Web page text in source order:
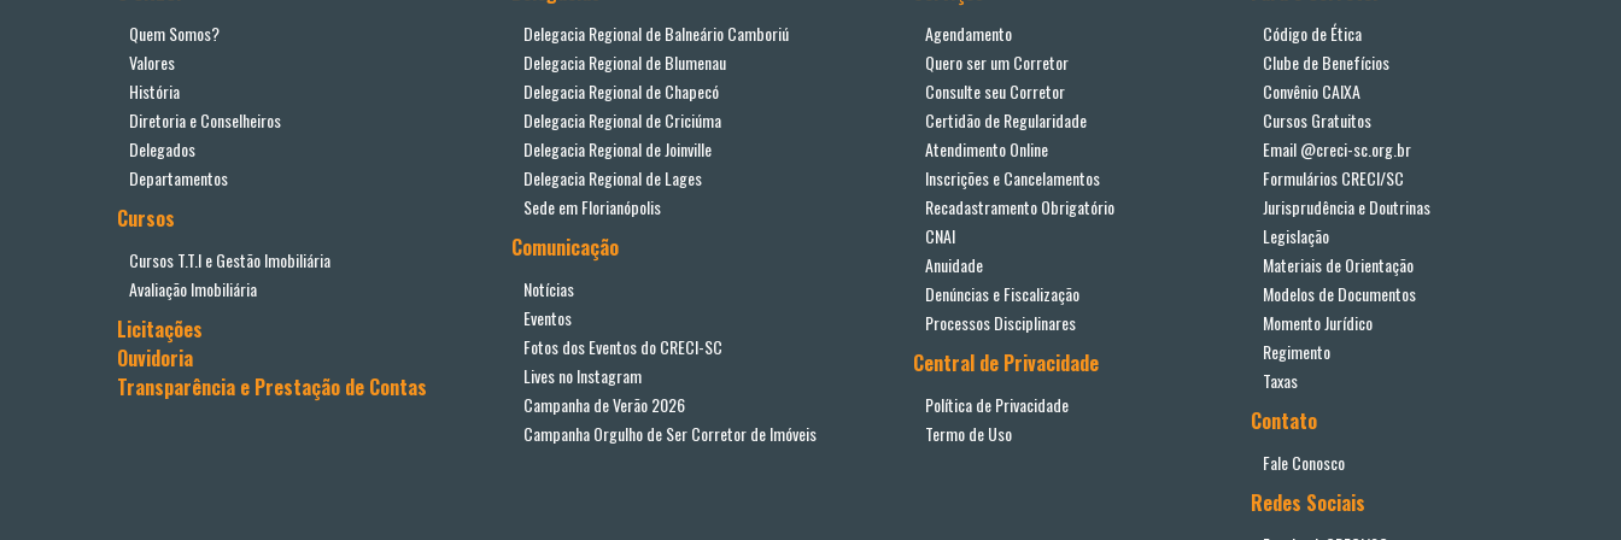
Quem Somos?
Valores
História
Diretoria e Conselheiros
Delegados
Departamentos
Cursos
Cursos T.T.I e Gestão Imobiliária
Avaliação Imobiliária
Licitações
Ouvidoria
Transparência e Prestação de Contas
Delegacia Regional de Balneário Camboriú
Delegacia Regional de Blumenau
Delegacia Regional de Chapecó
Delegacia Regional de Criciúma
Delegacia Regional de Joinville
Delegacia Regional de Lages
Sede em Florianópolis
Comunicação
Notícias
Eventos
Fotos dos Eventos do CRECI-SC
Lives no Instagram
Campanha de Verão 2026
Campanha Orgulho de Ser Corretor de Imóveis
Agendamento
Quero ser um Corretor
Consulte seu Corretor
Certidão de Regularidade
Atendimento Online
Inscrições e Cancelamentos
Recadastramento Obrigatório
CNAI
Anuidade
Denúncias e Fiscalização
Processos Disciplinares
Central de Privacidade
Política de Privacidade
Termo de Uso
Código de Ética
Clube de Benefícios
Convênio CAIXA
Cursos Gratuitos
Email @creci-sc.org.br
Formulários CRECI/SC
Jurisprudência e Doutrinas
Legislação
Materiais de Orientação
Modelos de Documentos
Momento Jurídico
Regimento
Taxas
Contato
Fale Conosco
Redes Sociais